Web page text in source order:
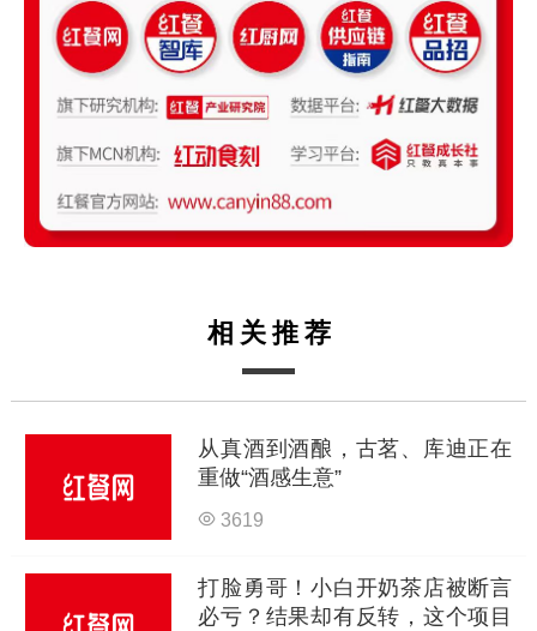
相关推荐
从真酒到酒酿，古茗、库迪正在
重做“酒感生意”
3619
打脸勇哥！小白开奶茶店被断言
必亏？结果却有反转，这个项目